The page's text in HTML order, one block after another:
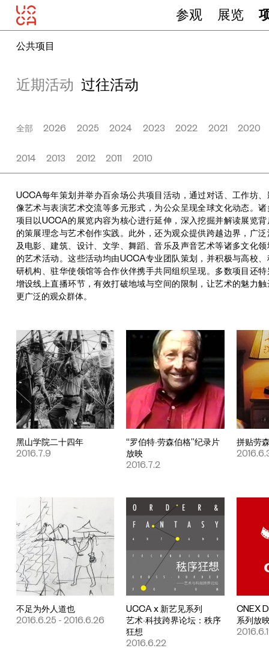
参观 展览
公共项目
近期活动 过往活动
全部 2026 2025 2024 2023 2022 2021 2020
2014 2013 2012 2011 2010
UCCA每年策划并举办百余场公共项目活动，通过对话、工作坊、
像艺术与表演艺术交流等多元形式，为公众呈现全球文化动态。诸
项目以UCCA的展览内容为核心进行延伸，深入挖掘并解读展览背
的策展理念与艺术创作实践。此外，还为观众提供跨越边界，广泛
及电影、建筑、设计、文学、舞蹈、音乐及声音艺术等诸多文化领
的艺术活动。这些活动均由UCCA专业团队策划，并积极与高校、
研机构、驻华使领馆等合作伙伴携手共同组织呈现。多数项目还特
增设线上直播环节，有效打破地域与空间的限制，让艺术的魅力触
更广泛的观众群体。
黑山学院二十四年
2016.7.9
“罗伯特·劳森伯格”纪录片
放映
2016.7.2
拼贴劳
不足为外人道也
2016.6.25 - 2016.6.26
UCCA x 新艺见系列
艺术·科技跨界论坛：秩序
狂想
2016.6.22
CNEX
系列放